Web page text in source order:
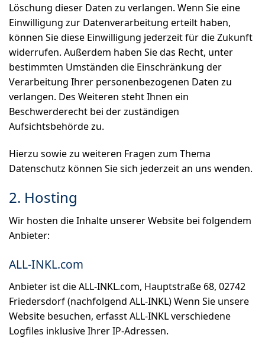
Löschung dieser Daten zu verlangen. Wenn Sie eine
Einwilligung zur Datenverarbeitung erteilt haben,
können Sie diese Einwilligung jederzeit für die Zukunft
widerrufen. Außerdem haben Sie das Recht, unter
bestimmten Umständen die Einschränkung der
Verarbeitung Ihrer personenbezogenen Daten zu
verlangen. Des Weiteren steht Ihnen ein
Beschwerderecht bei der zuständigen
Aufsichtsbehörde zu.
Hierzu sowie zu weiteren Fragen zum Thema
Datenschutz können Sie sich jederzeit an uns wenden.
2. Hosting
Wir hosten die Inhalte unserer Website bei folgendem
Anbieter:
ALL-INKL.com
Anbieter ist die ALL-INKL.com, Hauptstraße 68, 02742
Friedersdorf (nachfolgend ALL-INKL) Wenn Sie unsere
Website besuchen, erfasst ALL-INKL verschiedene
Logfiles inklusive Ihrer IP-Adressen.